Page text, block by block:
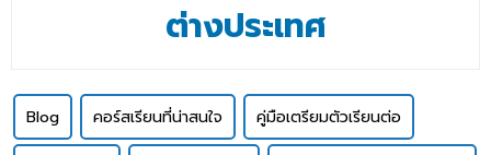
ต่างประเทศ
Blog คอร์สเรียนที่น่าสนใจ คู่มือเตรียมตัวเรียนต่อ